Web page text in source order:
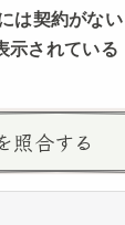
は契約がない
示されている
照合する